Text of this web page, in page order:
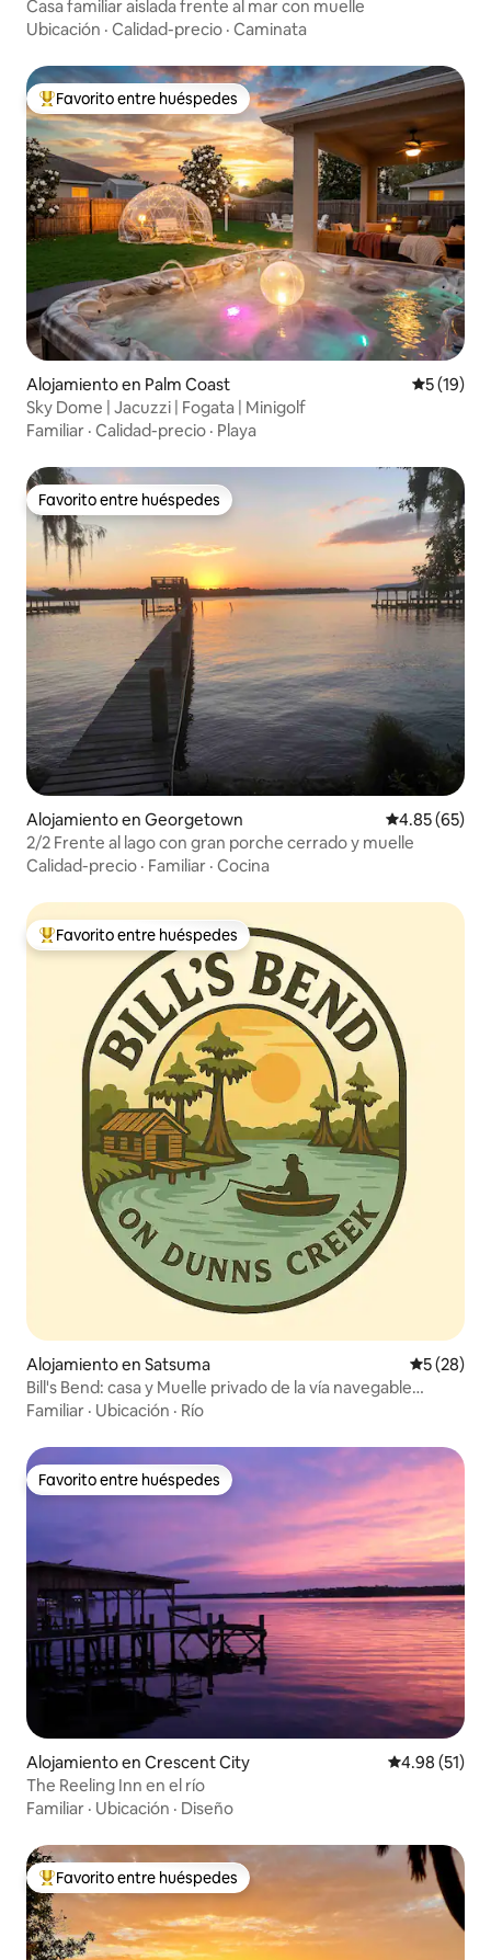
Casa familiar aislada frente al mar con muelle
Ubicación · Calidad-precio · Caminata
Favorito entre huéspedes preferido
Favorito entre huéspedes
Alojamiento en Palm Coast
5 (19)
Sky Dome | Jacuzzi | Fogata | Minigolf
Familiar · Calidad-precio · Playa
Favorito entre huéspedes
Favorito entre huéspedes
Alojamiento en Georgetown Calificación
4.85 (65)
2/2 Frente al lago con gran porche cerrado y muelle
Calidad-precio · Familiar · Cocina
Favorito entre huéspedes preferido
Favorito entre huéspedes
Alojamiento en Satsuma
5 (28)
Bill's Bend: casa y Muelle privado de la vía navegable
principal
Familiar · Ubicación · Río
Favorito entre huéspedes
Favorito entre huéspedes
Alojamiento en Crescent City Calificación
4.98 (51)
The Reeling Inn en el río
Familiar · Ubicación · Diseño
Favorito entre huéspedes preferido
Favorito entre huéspedes